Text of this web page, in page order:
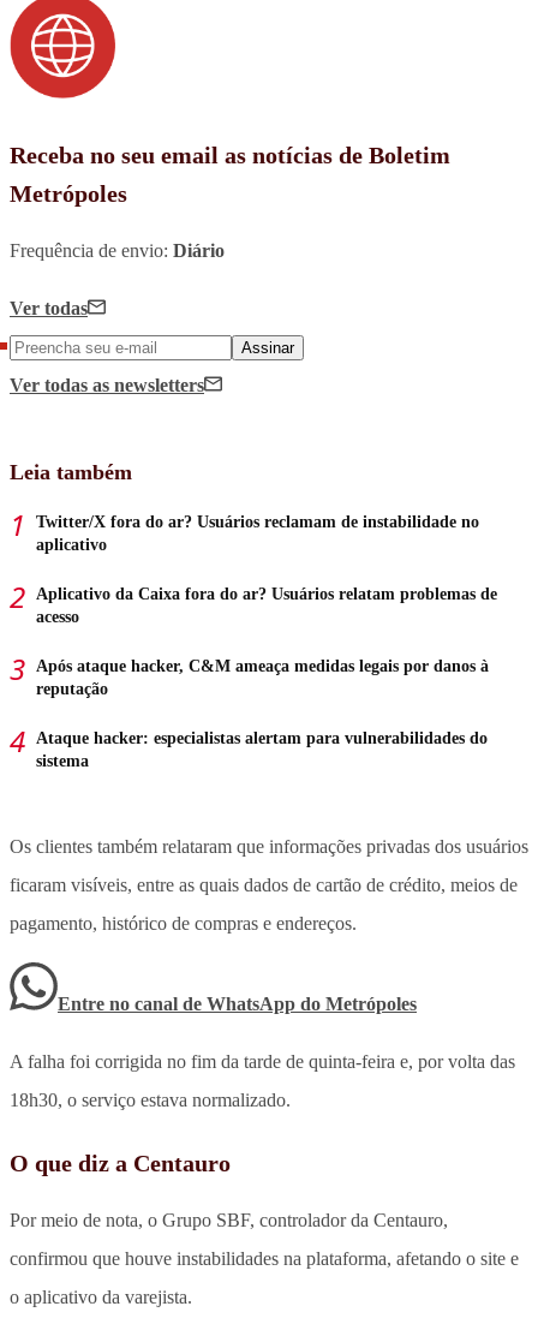
Receba no seu email as notícias de Boletim
Metrópoles
Frequência de envio: Diário
Ver todas
Assinar
Ver todas as newsletters
Leia também
Twitter/X fora do ar? Usuários reclamam de instabilidade no
aplicativo
Aplicativo da Caixa fora do ar? Usuários relatam problemas de
acesso
Após ataque hacker, C&M ameaça medidas legais por danos à
reputação
Ataque hacker: especialistas alertam para vulnerabilidades do
sistema
Os clientes também relataram que informações privadas dos usuários
ficaram visíveis, entre as quais dados de cartão de crédito, meios de
pagamento, histórico de compras e endereços.
Entre no canal de WhatsApp do Metrópoles
A falha foi corrigida no fim da tarde de quinta-feira e, por volta das
18h30, o serviço estava normalizado.
O que diz a Centauro
Por meio de nota, o Grupo SBF, controlador da Centauro,
confirmou que houve instabilidades na plataforma, afetando o site e
o aplicativo da varejista.